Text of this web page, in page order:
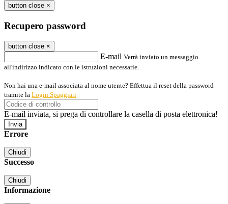
button close ×
Recupero password
button close ×
E-mail Verrà inviato un messaggio
all'indirizzo indicato con le istruzioni necessarie.
Non hai una e-mail associata al nome utente? Effettua il reset della password
tramite la Login Spaggiari
E-mail inviata, si prega di controllare la casella di posta elettronica!
Errore
Chiudi
Successo
Chiudi
Informazione